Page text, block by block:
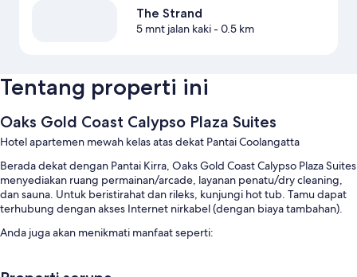
The Strand
5 mnt jalan kaki- 0.5 km
Tentang properti ini
Oaks Gold Coast Calypso Plaza Suites
Hotel apartemen mewah kelas atas dekat Pantai Coolangatta
Berada dekat dengan Pantai Kirra, Oaks Gold Coast Calypso Plaza Suites
menyediakan ruang permainan/arcade, layanan penatu/dry cleaning,
dan sauna. Untuk beristirahat dan rileks, kunjungi hot tub. Tamu dapat
terhubung dengan akses Internet nirkabel (dengan biaya tambahan).
Anda juga akan menikmati manfaat seperti: